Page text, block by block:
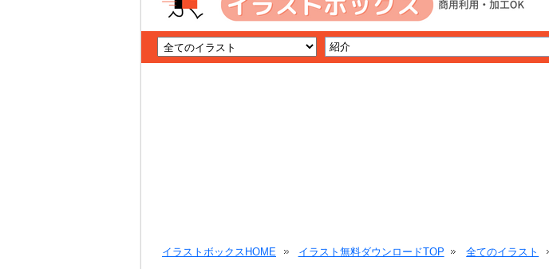
イラストボックスHOME イラスト無料ダウンロードTOP 全てのイラスト